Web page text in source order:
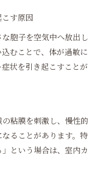
す原因
胞子を空気中へ放出し
むことで、体が過敏に
状を引き起こすことが
粘膜を刺激し、慢性的
ることがあります。特
という場合は、室内カ